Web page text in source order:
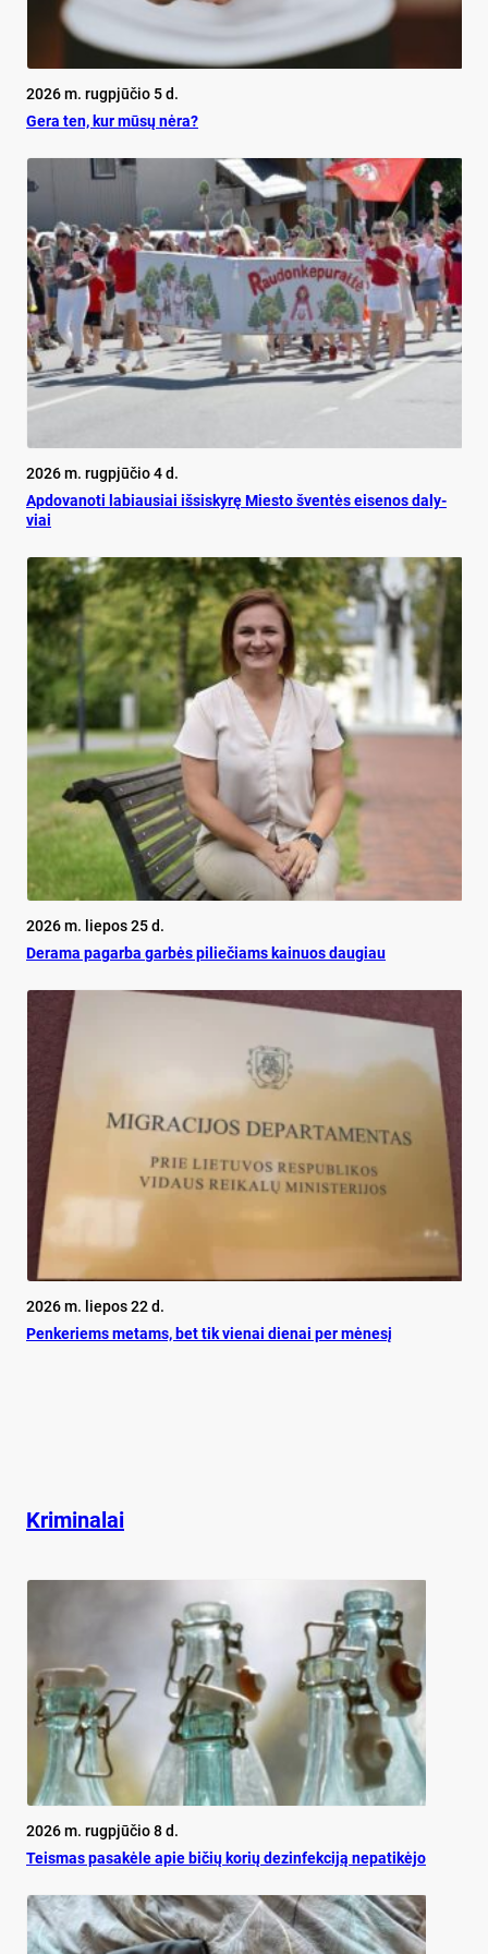
2026 m. rugpjūčio 5 d.
Ge­ra ten, kur mū­sų nė­ra?
2026 m. rugpjūčio 4 d.
Ap­do­va­no­ti la­biau­siai iš­si­sky­rę Mies­to šven­tės ei­se­nos da­ly­
viai
2026 m. liepos 25 d.
De­ra­ma pa­gar­ba gar­bės pi­lie­čiams kai­nuos dau­giau
2026 m. liepos 22 d.
Pen­ke­riems me­tams, bet tik vie­nai die­nai per mė­ne­sį
Kriminalai
2026 m. rugpjūčio 8 d.
Teis­mas pa­sa­kė­le apie bi­čių ko­rių de­zin­fek­ci­ją ne­pa­ti­kė­jo